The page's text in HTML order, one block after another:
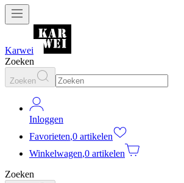
Karwei
Zoeken
Zoeken
Inloggen
Favorieten,0 artikelen
Winkelwagen,0 artikelen
Zoeken